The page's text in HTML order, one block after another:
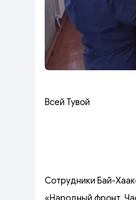
Всей Тувой
Сотрудники Бай-